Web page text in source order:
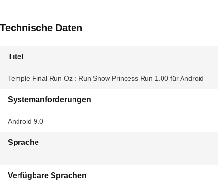
Technische Daten
Titel
Temple Final Run Oz : Run Snow Princess Run 1.00 für Android
Systemanforderungen
Android 9.0
Sprache
Verfügbare Sprachen